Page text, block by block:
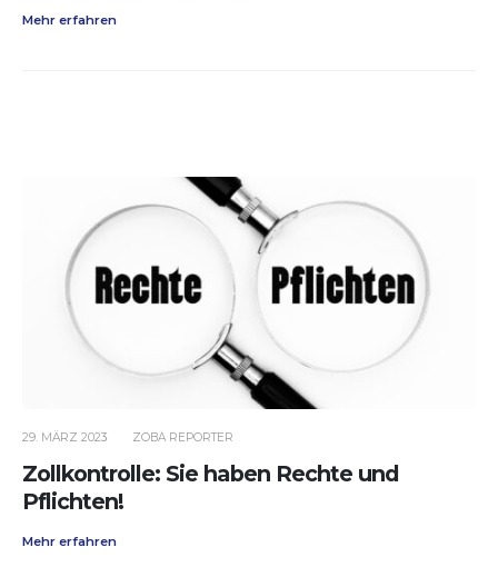
Mehr erfahren
29. MÄRZ 2023 ZOBA REPORTER
Zollkontrolle: Sie haben Rechte und
Pflichten!
Mehr erfahren